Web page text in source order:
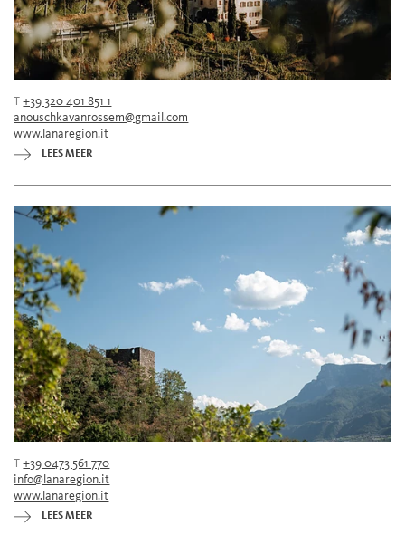
T+39 320 401 851 1
anouschkavanrossem@gmail.com
www.lanaregion.it
LEES MEER
T+39 0473 561 770
info@lanaregion.it
www.lanaregion.it
LEES MEER